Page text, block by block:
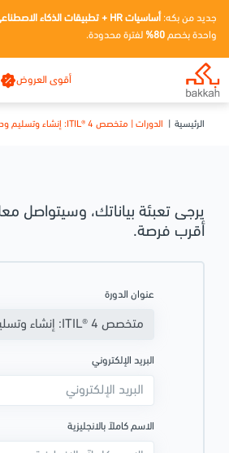
جديد من بكه: أساسيات HR + تطبيقات الذكاء الاصطناعي
واحدة بخصم 80% لفترة محدودة.
أقوى العروض
الرئيسية الدورات | متخصص ITIL® 4: إنشاء وتسليم ودعم
يرجى تعبئة بياناتك، وسيتواصل
أقرب فرصة.
عنوان الدورة
البريد الإلكتروني
الاسم كاملاً بالانجليزية